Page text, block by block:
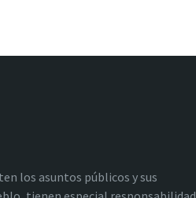
los asuntos públicos y sus